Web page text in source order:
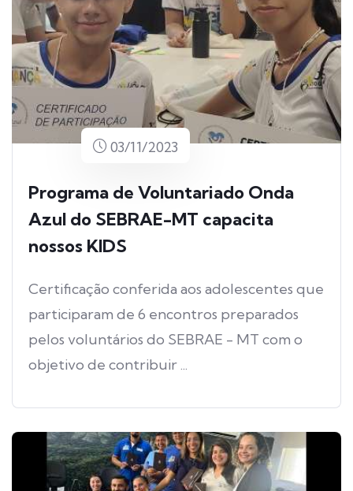
03/11/2023
Programa de Voluntariado Onda
Azul do SEBRAE-MT capacita
nossos KIDS
Certificação conferida aos adolescentes que
participaram de 6 encontros preparados
pelos voluntários do SEBRAE - MT com o
objetivo de contribuir ...